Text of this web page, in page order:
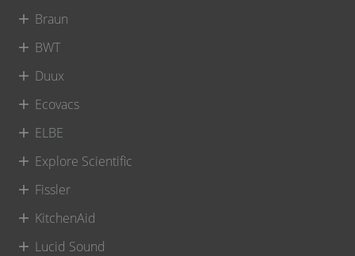
Braun
BWT
Duux
Ecovacs
ELBE
Explore Scientific
Fissler
KitchenAid
Lucid Sound